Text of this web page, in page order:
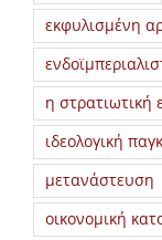
εκφυλισμένη
η
ιδεολογική
μετανάστευση
οικονομική